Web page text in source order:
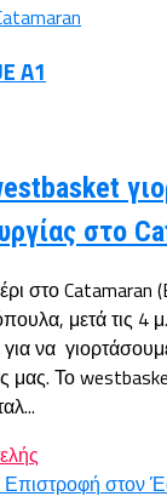
A1
στο
στο Catamaran
μετά τις 4
να
μας. Το